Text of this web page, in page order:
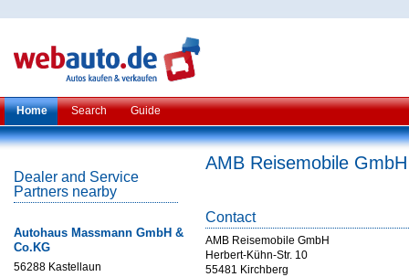
Home Search Guide
Dealer and Service
Partners nearby
Autohaus Massmann GmbH &
Co.KG
56288 Kastellaun
AMB Reisemobile GmbH
Contact
AMB Reisemobile GmbH
Herbert-Kühn-Str. 10
55481 Kirchberg